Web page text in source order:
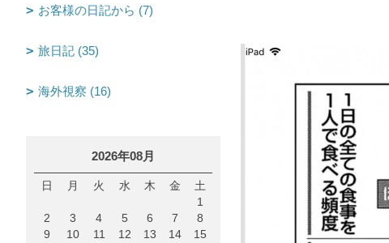
お客様の日記から (7)
旅日記 (35)
海外視察 (16)
2026年08月
日 月 火 水 木 金
土
1
2
3 4 5 6 7
8
9
10 11 12 13 14
15